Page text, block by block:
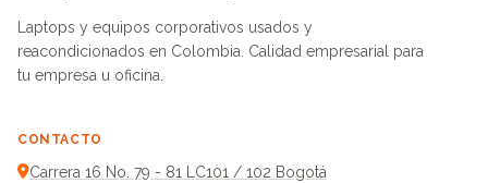
Laptops y equipos corporativos usados y
reacondicionados en Colombia. Calidad empresarial para
tu empresa u oficina.
CONTACTO
Carrera 16 No. 79 - 81 LC101 / 102 Bogotá